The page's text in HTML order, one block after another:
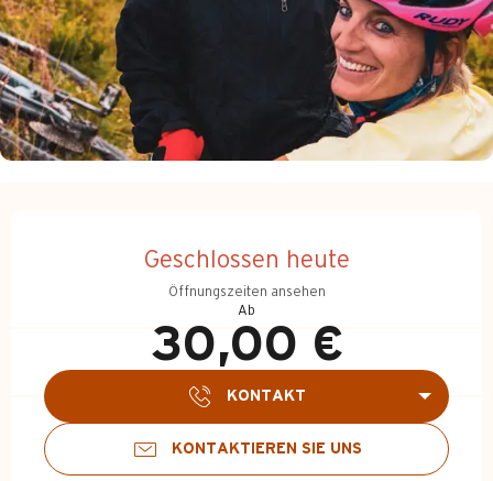
Geschlossen heute
Öffnungszeiten ansehen
Ab
30,00 €
KONTAKT
KONTAKTIEREN SIE UNS